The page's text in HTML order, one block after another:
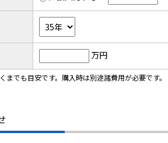
万円
までも目安です。購入時は別途諸費用が必要です。